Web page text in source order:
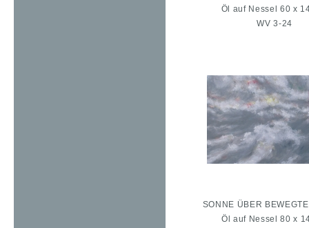
Öl auf Nessel 60 x
WV 3-24
SONNE ÜBER
Öl auf Nessel 80 x